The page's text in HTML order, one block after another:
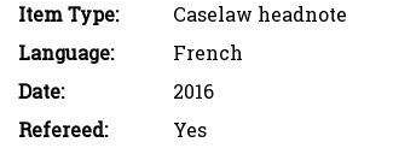
Item Type:
Caselaw headnote
Language:
French
Date:
2016
Refereed:
Yes